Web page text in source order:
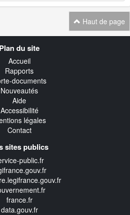
Haut de page
Plan du site
Accueil
Rapports
documents
Nouveautés
Aide
Accessibilité
légales
Contact
sites publics
public.fr
france.fr
data.gouv.fr